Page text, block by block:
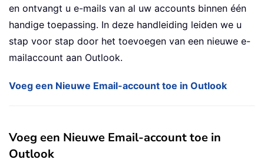
en ontvangt u e-mails van al uw accounts binnen één
handige toepassing. In deze handleiding leiden we u
stap voor stap door het toevoegen van een nieuwe e-
mailaccount aan Outlook.
Voeg een Nieuwe Email-account toe in Outlook
Voeg een Nieuwe Email-account toe in
Outlook